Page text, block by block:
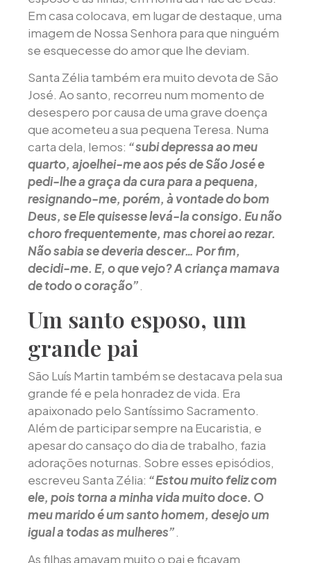
Em casa colocava, em lugar de destaque, uma
imagem de Nossa Senhora para que ninguém
se esquecesse do amor que lhe deviam.
Santa Zélia também era muito devota de São
José. Ao santo, recorreu num momento de
desespero por causa de uma grave doença
que acometeu a sua pequena Teresa. Numa
carta dela, lemos: “subi depressa ao meu
quarto, ajoelhei-me aos pés de São José e
pedi-lhe a graça da cura para a pequena,
resignando-me, porém, à vontade do bom
Deus, se Ele quisesse levá-la consigo. Eu não
choro frequentemente, mas chorei ao rezar.
Não sabia se deveria descer… Por fim,
decidi-me. E, o que vejo? A criança mamava
de todo o coração”.
Um santo esposo, um
grande pai
São Luís Martin também se destacava pela sua
grande fé e pela honradez de vida. Era
apaixonado pelo Santíssimo Sacramento.
Além de participar sempre na Eucaristia, e
apesar do cansaço do dia de trabalho, fazia
adorações noturnas. Sobre esses episódios,
escreveu Santa Zélia: “Estou muito feliz com
ele, pois torna a minha vida muito doce. O
meu marido é um santo homem, desejo um
igual a todas as mulheres”.
As filhas amavam muito o pai e ficavam